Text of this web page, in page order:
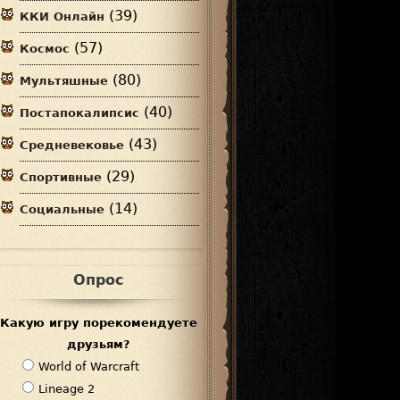
ККИ Онлайн (39)
Космос (57)
Мультяшные (80)
Постапокалипсис (40)
Средневековье (43)
Спортивные (29)
Социальные (14)
Опрос
Какую игру порекомендуете
друзьям?
В
а
World of Warcraft
Lineage 2